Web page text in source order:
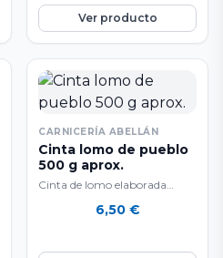
cinta de…
Ver producto
CARNICERÍA ABELLÁN
Cinta lomo de pueblo
500 g aprox.
Cinta de lomo elaborada
antiguamente nuestro
6,50 €